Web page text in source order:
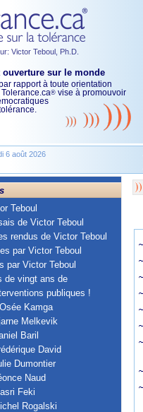
Victor Teboul, Ph.D.
sur le monde
rapport à toute orientation
® vise à promouvoir
6 août 2026
Teboul
de Victor Teboul
rendus de Victor Teboul
par Victor Teboul
par Victor Teboul
de vingt ans de
publiques !
Kamga
Melkevik
Baril
David
Dumontier
Naud
Feki
Rogalski